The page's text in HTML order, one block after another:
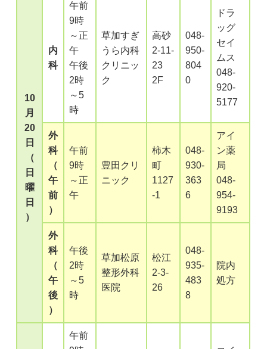
10
月
20
日
（
日
曜
日
）
内
科
午前
9時
～正
午
午後
2時
～5
時
草加すぎ
うら内科
クリニッ
ク
高砂
2-11-
23
2F
048-
950-
804
0
ドラ
ッグ
セイ
ムス
048-
920-
5177
外
科
（
午
前
）
午前
9時
～正
午
豊田クリ
ニック
柿木
町
1127
-1
048-
930-
363
6
アイ
ン薬
局
048-
954-
9193
外
科
（
午
後
）
午後
2時
～5
時
草加松原
整形外科
医院
松江
2-3-
26
048-
935-
483
8
院内
処方
午前